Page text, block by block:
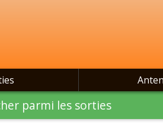
parmi les sorties